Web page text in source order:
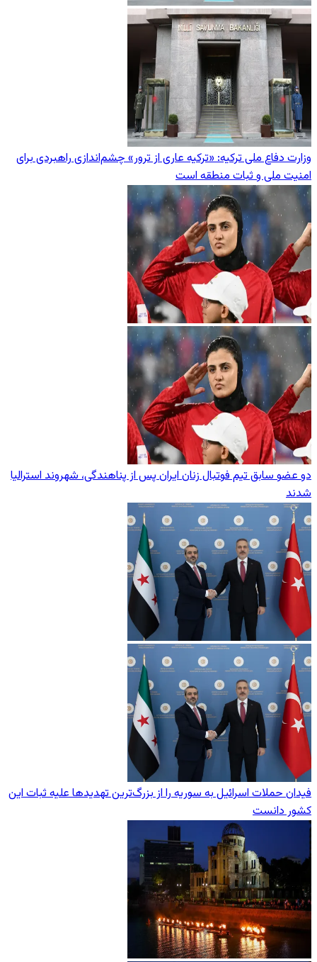
وزارت دفاع ملی ترکیه: «ترکیه عاری از ترور» چشم‌اندازی راهبردی برای
امنیت ملی و ثبات منطقه است
دو عضو سابق تیم فوتبال زنان ایران پس از پناهندگی، شهروند استرالیا
شدند
فیدان حملات اسرائیل به سوریه را از بزرگ‌ترین تهدیدها علیه ثبات این
کشور دانست